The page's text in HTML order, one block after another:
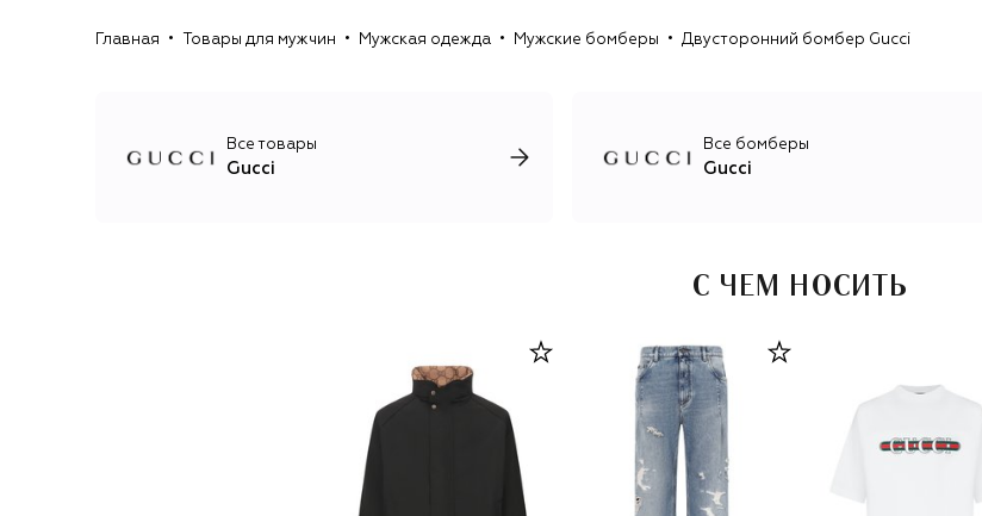
истокам и взять время на поиск новых направлений
качество. В марте 2025-го новым креативным
директором бренда был назначен Демна Гвасалия.
Главная Товары для мужчин Мужская одежда Мужские бомберы Двусторонний бомбер Gucci
Все товары
Gucci
Все бомберы
Gucci
С ЧЕМ НОСИТЬ